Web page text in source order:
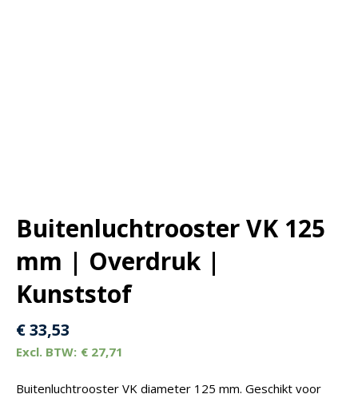
Buitenluchtrooster VK 125
mm | Overdruk |
Kunststof
€33,53
€ 27,71
Buitenluchtrooster VK diameter 125 mm. Geschikt voor